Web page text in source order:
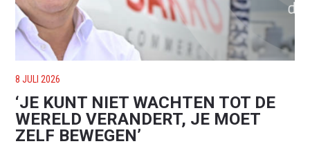
8 JULI 2026
‘JE KUNT NIET WACHTEN TOT DE
WERELD VERANDERT, JE MOET
ZELF BEWEGEN’